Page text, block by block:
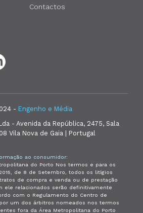
Contactos
- Engenho e Média
- Avenida da República, 2475, Sala
Vila Nova de Gaia | Portugal
ao consumidor:
do Porto Nos termos e para os
de 8 de Setembro, todos os litígios
de compra e venda ou de prestação
ele relacionados serão definitivamente
com o Regulamento do Centro de
um dos árbitros nomeados nos termos
fora da Área Metropolitana do Porto